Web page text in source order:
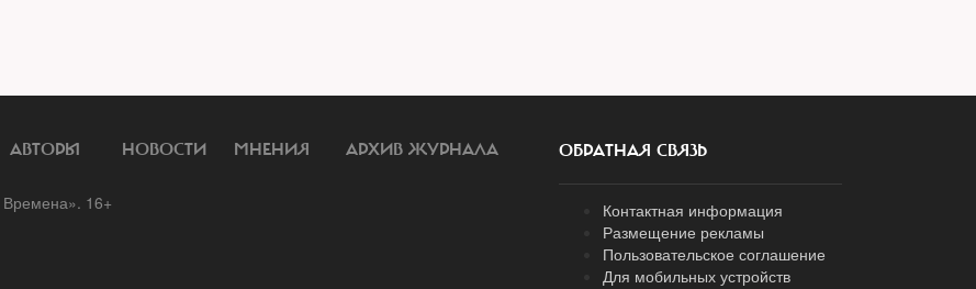
АВТОРЫ НОВОСТИ МНЕНИЯ АРХИВ ЖУРНАЛА
16+
ОБРАТНАЯ СВЯЗЬ
Контактная информация
Размещение рекламы
Пользовательское соглашение
Для мобильных устройств